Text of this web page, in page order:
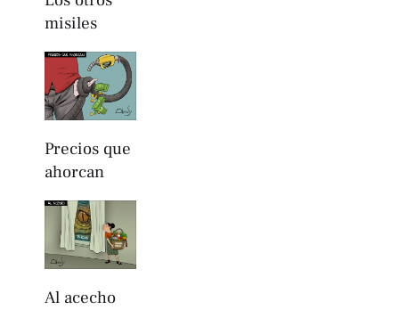
misiles
Precios que
ahorcan
Al acecho